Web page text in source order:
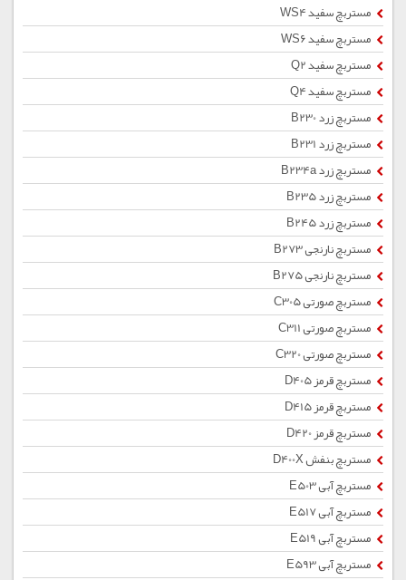
مستربچ سفید WS4
مستربچ سفید WS6
مستربچ سفید Q2
مستربچ سفید Q4
مستربچ زرد B230
مستربچ زرد B231
مستربچ زرد B234a
مستربچ زرد B235
مستربچ زرد B245
مستربچ نارنجی B273
مستربچ نارنجی B275
مستربچ صورتی C305
مستربچ صورتی C311
مستربچ صورتی C320
مستربچ قرمز D405
مستربچ قرمز D415
مستربچ قرمز D420
مستربچ بنفش D400X
مستربچ آبی E503
مستربچ آبی E517
مستربچ آبی E519
مستربچ آبی E593